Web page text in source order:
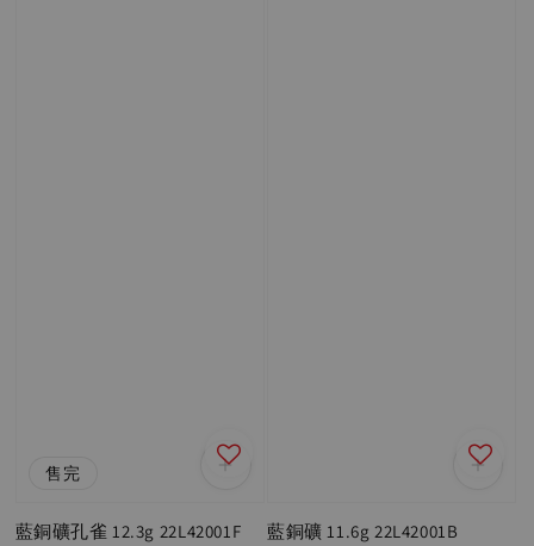
售完
藍銅礦孔雀 12.3g 22L42001F 藍銅礦 11.6g 22L42001B